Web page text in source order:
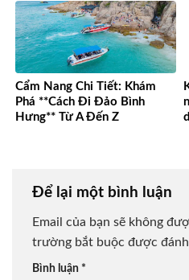
Cẩm Nang Chi Tiết: Khám
Phá **Cách Đi Đảo Bình
Hưng** Từ A Đến Z
Để lại một bình luận
Email của bạn sẽ không
trường bắt buộc được
Bình luận *